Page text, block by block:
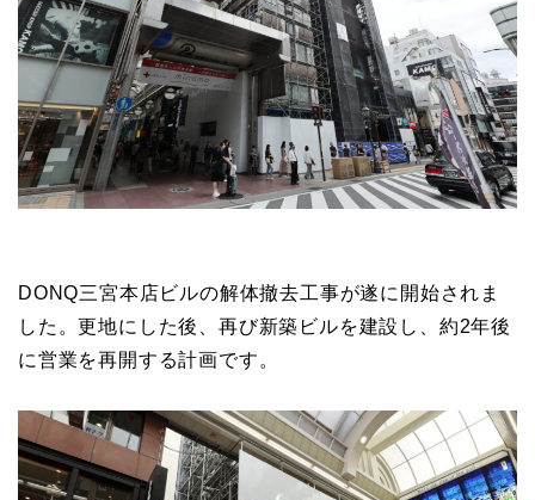
DONQ三宮本店ビルの解体撤去工事が遂に開始されま
した。更地にした後、再び新築ビルを建設し、約2年後
に営業を再開する計画です。